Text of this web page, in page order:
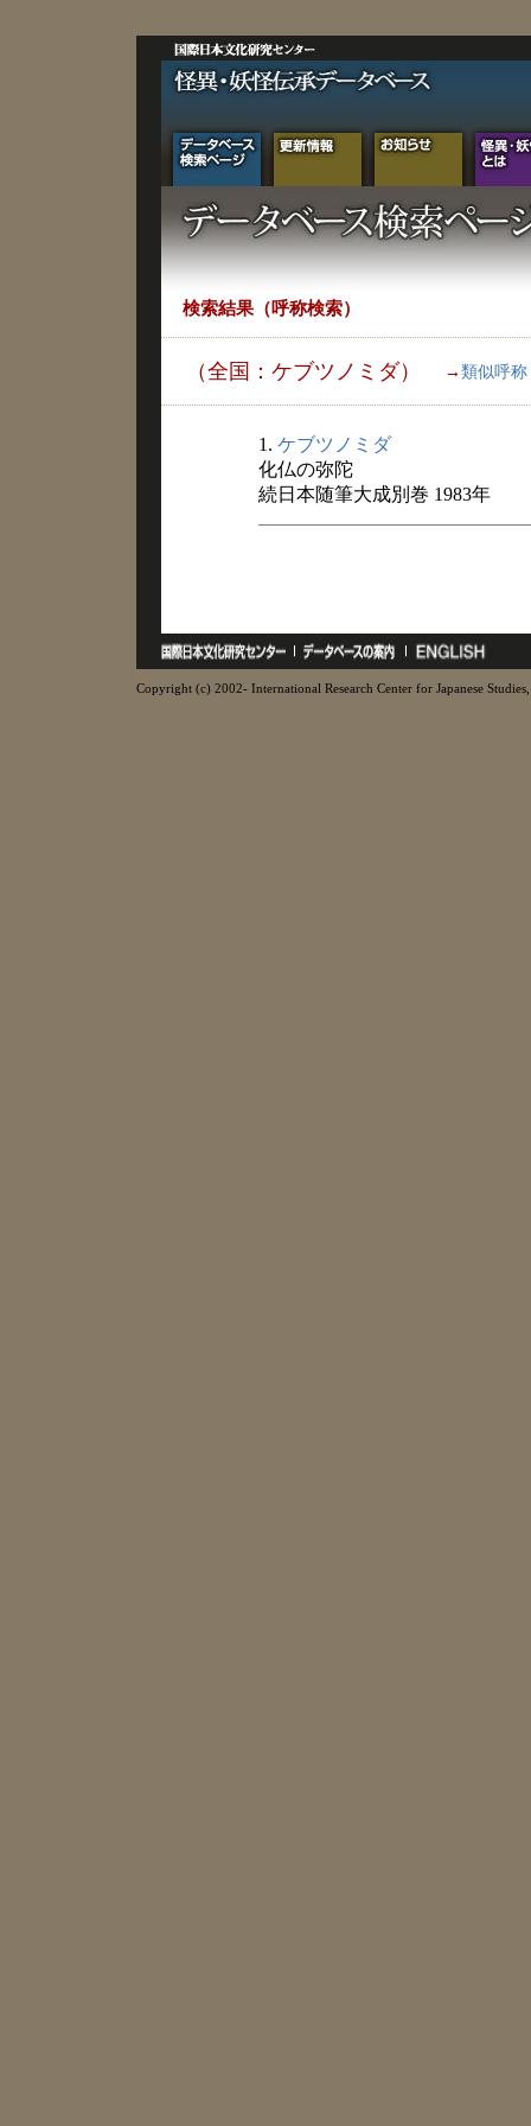
検索結果（呼称検索）
（全国：ケブツノミダ） → 類似呼称
1. ケブツノミダ
化仏の弥陀
続日本随筆大成別巻 1983年
Copyright (c) 2002- International Research Center for Japanese